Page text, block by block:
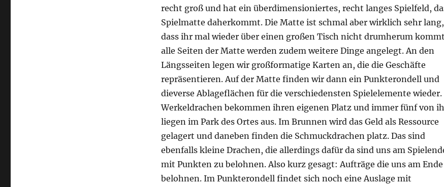
recht groß und hat ein überdimensioniertes, recht langes Spielfeld,
Spielmatte daherkommt. Die Matte ist schmal aber wirklich sehr
dass ihr mal wieder über einen großen Tisch nicht drumherum
alle Seiten der Matte werden zudem weitere Dinge angelegt. An den
Längsseiten legen wir großformatige Karten an, die die Geschäfte
repräsentieren. Auf der Matte finden wir dann ein Punkterondell und
dieverse Ablageflächen für die verschiedensten Spielelemente wieder.
Werkeldrachen bekommen ihren eigenen Platz und immer fünf von
liegen im Park des Ortes aus. Im Brunnen wird das Geld als Ressource
gelagert und daneben finden die Schmuckdrachen platz. Das sind
ebenfalls kleine Drachen, die allerdings dafür da sind uns am
mit Punkten zu belohnen. Also kurz gesagt: Aufträge die uns am Ende
belohnen. Im Punkterondell findet sich noch eine Auslage mit